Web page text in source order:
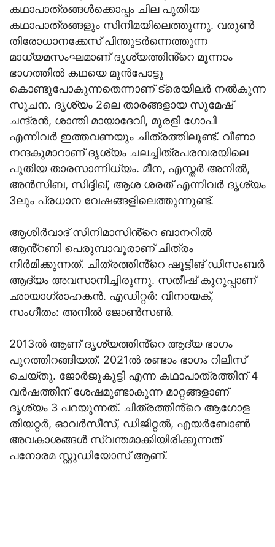
കഥാപാത്രങ്ങൾക്കൊപ്പം ചില പുതിയ
കഥാപാത്രങ്ങളും സിനിമയിലെത്തുന്നു. വരുൺ
തിരോധാനക്കേസ് പിന്തുടർന്നെത്തുന്ന
മാധ്യമസംഘമാണ് ദൃശ്യത്തിൻ്റെ മൂന്നാം
ഭാഗത്തിൽ കഥയെ മുൻപോട്ടു
കൊണ്ടുപോകുന്നതെന്നാണ് ട്രെയിലർ നൽകുന്ന
സൂചന. ദൃശ്യം 2ലെ താരങ്ങളായ സുമേഷ്
ചന്ദ്രൻ, ശാന്തി മായാദേവി, മുരളി ഗോപി
എന്നിവർ ഇത്തവണയും ചിത്രത്തിലുണ്ട്. വീണാ
നന്ദകുമാറാണ് ദൃശ്യം ചലച്ചിത്രപരമ്പരയിലെ
പുതിയ താരസാന്നിധ്യം. മീന, എസ്തർ അനിൽ,
അൻസിബ, സിദ്ദിഖ്, ആശ ശരത് എന്നിവർ ദൃശ്യം
3ലും പ്രധാന വേഷങ്ങളിലെത്തുന്നുണ്ട്.
ആശിർവാദ് സിനിമാസിൻ്റെ ബാനറിൽ
ആൻ്റണി പെരുമ്പാവൂരാണ് ചിത്രം
നിർമിക്കുന്നത്. ചിത്രത്തിൻ്റെ ഷൂട്ടിങ് ഡിസംബർ
ആദ്യം അവസാനിച്ചിരുന്നു. സതീഷ് കുറുപ്പാണ്
ഛായാഗ്രാഹകൻ. എഡിറ്റർ: വിനായക്,
സംഗീതം: അനിൽ ജോൺസൺ.
2013ൽ ആണ് ദൃശ്യത്തിൻ്റെ ആദ്യ ഭാഗം
പുറത്തിറങ്ങിയത്. 2021ൽ രണ്ടാം ഭാഗം റിലീസ്
ചെയ്തു. ജോർജുകുട്ടി എന്ന കഥാപാത്രത്തിന് 4
വർഷത്തിന് ശേഷമുണ്ടാകുന്ന മാറ്റങ്ങളാണ്
ദൃശ്യം 3 പറയുന്നത്. ചിത്രത്തിൻ്റെ ആഗോള
തിയറ്റർ, ഓവർസീസ്, ഡിജിറ്റൽ, എയർബോൺ
അവകാശങ്ങൾ സ്വന്തമാക്കിയിരിക്കുന്നത്
പനോരമ സ്റ്റുഡിയോസ് ആണ്.